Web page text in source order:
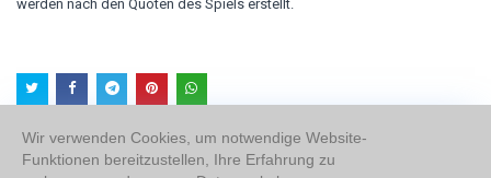
werden nach den Quoten des Spiels erstellt.
Wir verwenden Cookies, um notwendige Website-
Funktionen bereitzustellen, Ihre Erfahrung zu